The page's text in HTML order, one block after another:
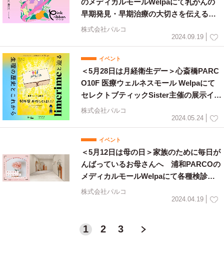
早期発見・早期治療の大切さを伝える
『ピンクリボンキャンペーン』開催！
株式会社パルコ
2024.09.19
イベント
＜5月28日は月経衛生デー＞心斎橋PARC
O10F 医療ウェルネスモール Welpaにて
セレクトブティックSister主催の展示イベ
ント『limerimeと辿る生理の歴史と”これ
株式会社パルコ
2024.05.24
イベント
＜5月12日は母の日＞家族のために毎日が
んばっているお母さんへ 浦和PARCOの
メディカルモールWelpaにて各種検診・
健康診断受診を支援する「ウェルネス キ
株式会社パルコ
2024.04.19
1 2 3 ＞